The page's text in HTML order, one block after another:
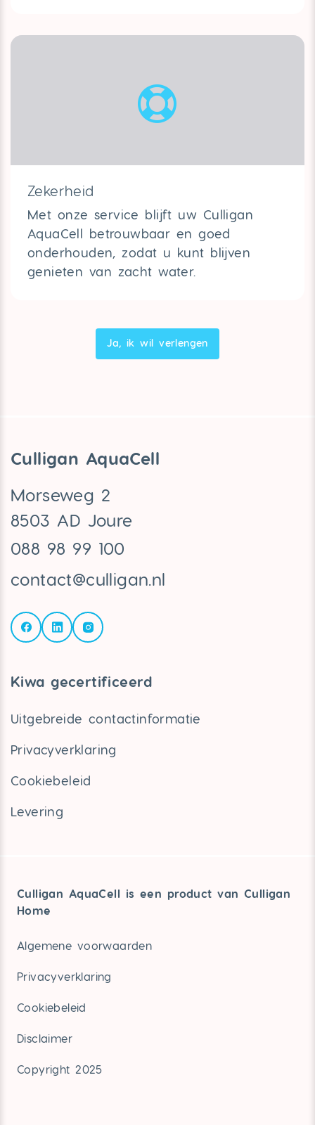
Zekerheid
Met onze service blijft uw Culligan
AquaCell betrouwbaar en goed
onderhouden, zodat u kunt blijven
genieten van zacht water.
Ja, ik wil verlengen
Culligan AquaCell
Morseweg 2
8503 AD Joure
088 98 99 100
contact@culligan.nl
Kiwa gecertificeerd
Uitgebreide contactinformatie
Privacyverklaring
Cookiebeleid
Levering
Culligan AquaCell is een product van Culligan
Home
Algemene voorwaarden
Privacyverklaring
Cookiebeleid
Disclaimer
Copyright 2025